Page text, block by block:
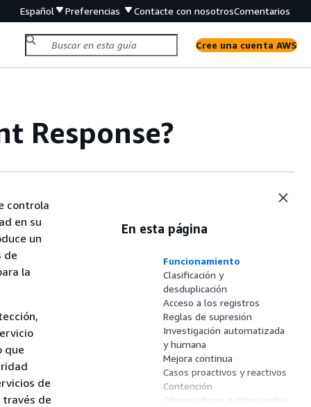
Español Preferencias Contacte con nosotrosComentarios
Cree una cuenta AWS
Response?
controla
en su
un
de
la
que
de
través de
En esta página
Funcionamiento
Clasificación y
desduplicación
Acceso a los registros
Reglas de supresión
Investigación automatizada
y humana
Mejora continua
Casos proactivos y reactivos
Contención
Observadores e intercambio